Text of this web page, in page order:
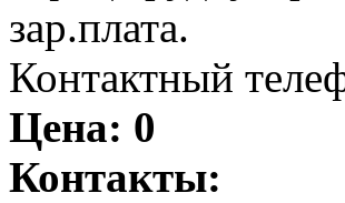
зар.плата.
Контактный
Цена: 0
Контакты: